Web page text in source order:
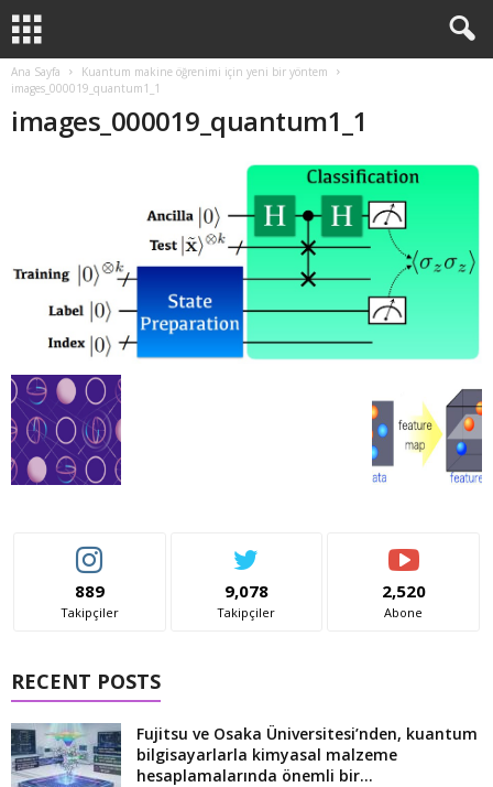
Ana Sayfa
Kuantum makine öğrenimi için yeni bir yöntem
images_000019_quantum1_1
images_000019_quantum1_1
889
Takipçiler
9,078
Takipçiler
2,520
Abone
RECENT POSTS
Fujitsu ve Osaka Üniversitesi’nden, kuantum
bilgisayarlarla kimyasal malzeme
hesaplamalarında önemli bir...